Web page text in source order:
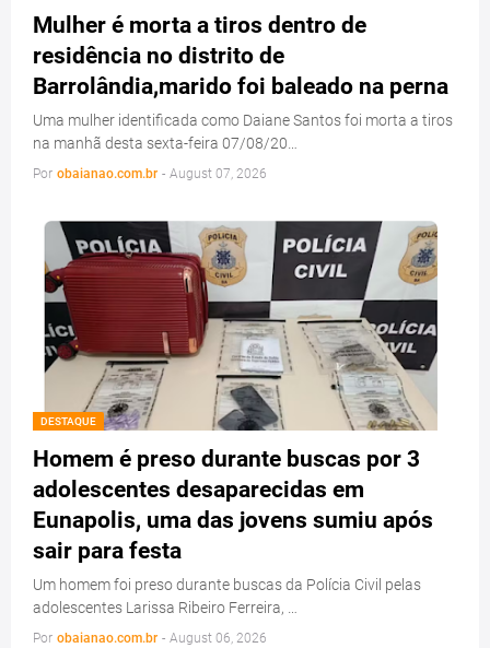
Mulher é morta a tiros dentro de
residência no distrito de
Barrolândia,marido foi baleado na perna
Uma mulher identificada como Daiane Santos foi morta a tiros
na manhã desta sexta-feira 07/08/20…
Por obaianao.com.br - August 07, 2026
DESTAQUE
Homem é preso durante buscas por 3
adolescentes desaparecidas em
Eunapolis, uma das jovens sumiu após
sair para festa
Um homem foi preso durante buscas da Polícia Civil pelas
adolescentes Larissa Ribeiro Ferreira, …
Por obaianao.com.br - August 06, 2026